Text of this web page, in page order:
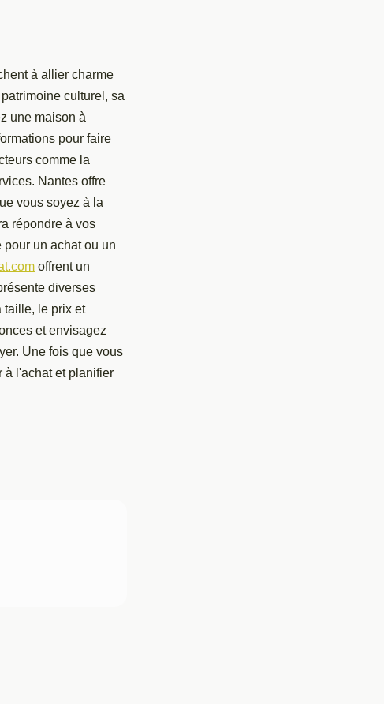
à allier charme
culturel, sa
une maison à
pour faire
comme la
Nantes offre
vous soyez à la
répondre à vos
un achat ou un
offrent un
diverses
taille, le prix et
et envisagez
Une fois que vous
à l'achat et planifier